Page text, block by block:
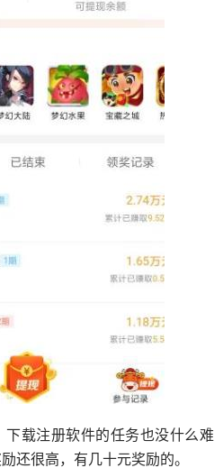
下载注册软件的任务也没什么难
还很高，有几十元奖励的。